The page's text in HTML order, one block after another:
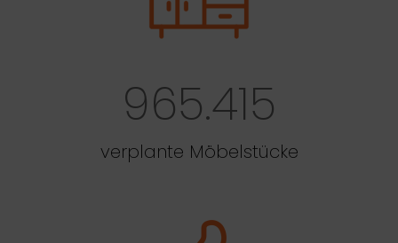
965.415
verplante Möbelstücke